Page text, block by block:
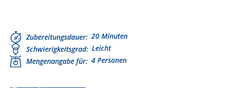
Zubereitungsdauer 20 Minuten
Schwierigkeitsgrad Leicht
Mengenangabe für 4 Personen